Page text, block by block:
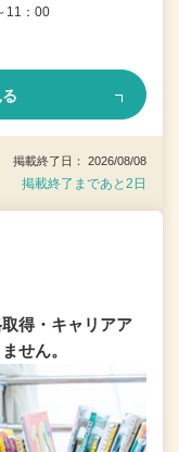
11：00
掲載終了日： 2026/08/08
掲載終了まであと2日
得・キャリアア
せん。